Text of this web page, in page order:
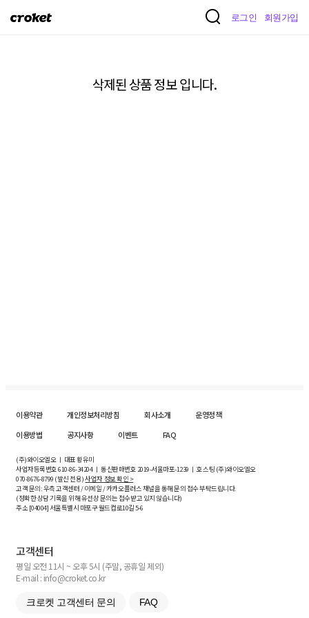
크
로그인 회원가입
삭제된 상품 정보 입니다.
이용약관 개인정보처리방침 회사소개
운영정책
이용방법
공지사항 이벤트 FAQ
(주)와이오엘오 ㅣ 대표 황유미
사업자등록번호610-86-34204ㅣ 통신판매번호 2019-서울마포-1239 ㅣ 호스팅 (주)와이오엘오
070-8676-8799 (발신 전용)사업자 정보 확인 >
고객 문의: 우측 고객센터 / 이메일 / 카카오플러스 채널을 통해 문의 접수 부탁드립니다.
(정확한 상담 기록을 위해 유선상 문의는 접수받고 있지 않습니다)
주소 [04004] 서울특별시 마포구 월드컵로10길5-6
고객센터
평일 오전 11시 ~ 오후 5시 (주말, 공휴일 제외)
E-mail : info@croket.co.kr
크로켓 고객센터 문의 FAQ